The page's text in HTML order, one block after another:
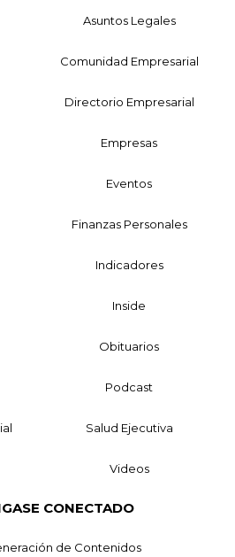
Asuntos Legales
Comunidad Empresarial
Directorio Empresarial
Empresas
Eventos
Finanzas Personales
Indicadores
Inside
Obituarios
Podcast
Salud Ejecutiva
Videos
CONECTADO
de Contenidos